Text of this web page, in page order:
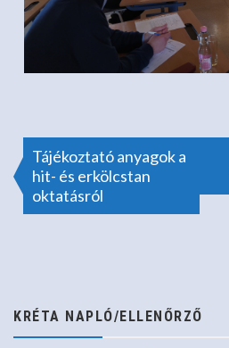
Bejegyzés
navigáció
Tájékoztató anyagok a
hit- és erkölcstan
oktatásról
KRÉTA NAPLÓ/ELLENŐRZŐ